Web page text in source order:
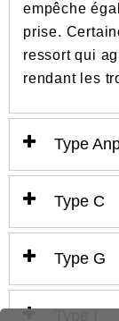
empêche
prise.
ressort qui
rendant les
Type
Type C
Type G